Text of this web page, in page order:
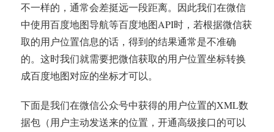
不一样的，通常会差挺远一段距离。因此我们在微信
中使用百度地图导航等百度地图API时，若根据微信获
取的用户位置信息的话，得到的结果通常是不准确
的。这时我们就需要把微信获取的用户位置坐标转换
成百度地图对应的坐标才可以。
下面是我们在微信公众号中获得的用户位置的XML数
据包（用户主动发送来的位置，开通高级接口的可以